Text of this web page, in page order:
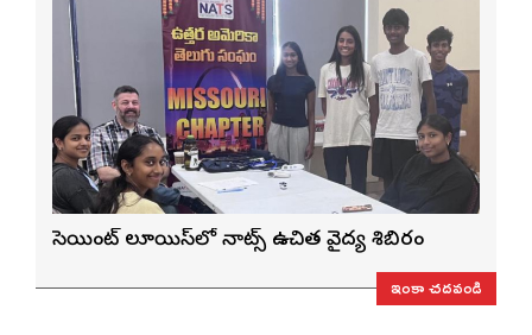
సెయింట్ లూయిస్‌లో నాట్స్ ఉచిత వైద్య శిబిరం
ఇంకా చదవండి